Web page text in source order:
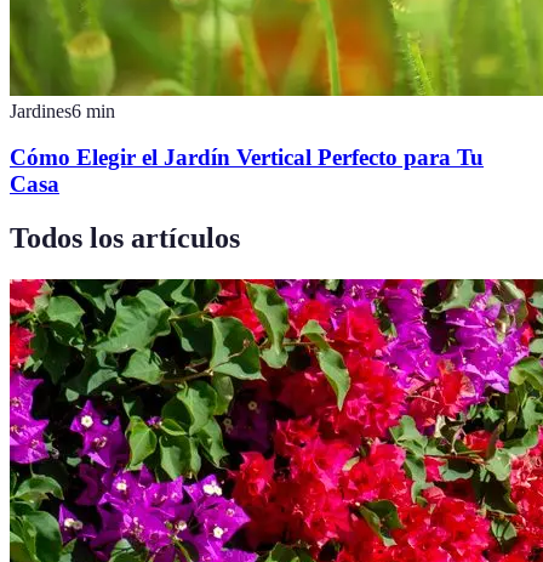
Jardines6 min
Cómo Elegir el Jardín Vertical Perfecto para Tu
Casa
Todos los artículos